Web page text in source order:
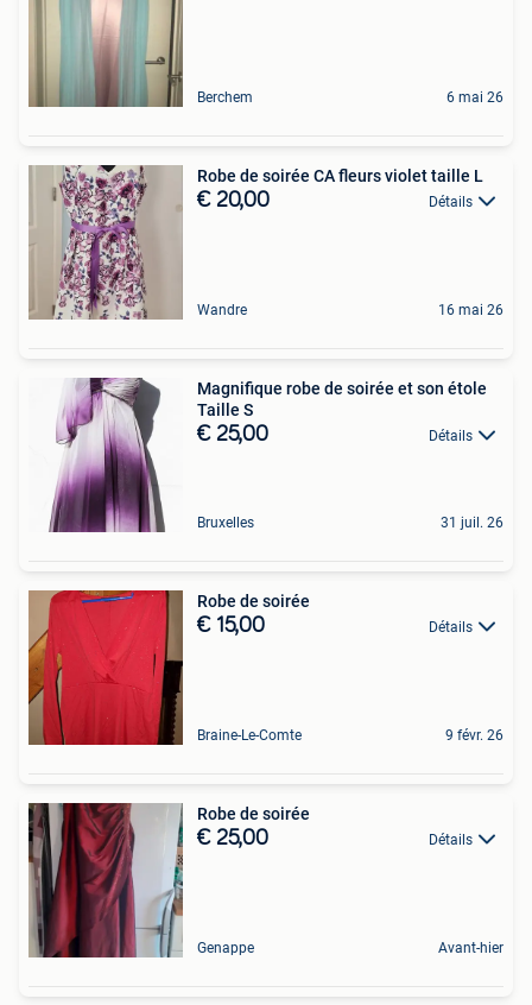
Berchem 6 mai 26
Robe de soirée CA fleurs violet taille L
€ 20,00 Détails
Wandre 16 mai 26
Magnifique robe de soirée et son étole
Taille S
€ 25,00 Détails
Bruxelles 31 juil. 26
Robe de soirée
€ 15,00 Détails
Braine-Le-Comte 9 févr. 26
Robe de soirée
€ 25,00 Détails
Genappe Avant-hier